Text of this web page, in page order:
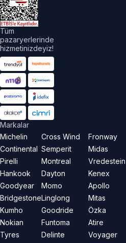
Tüm
pazaryerlerinde
hizmetinizdeyiz!
Markalar
Michelin
Continental
Pirelli
Hankook
Goodyear
Bridgestone
Kumho
Nokian
Tyres
Cross Wind
Semperit
Montreal
Dayton
Momo
Linglong
Goodride
Funtoma
Delinte
Fronway
Midas
Vredestein
Kenex
Apollo
Mitas
Özka
Atire
Voyager